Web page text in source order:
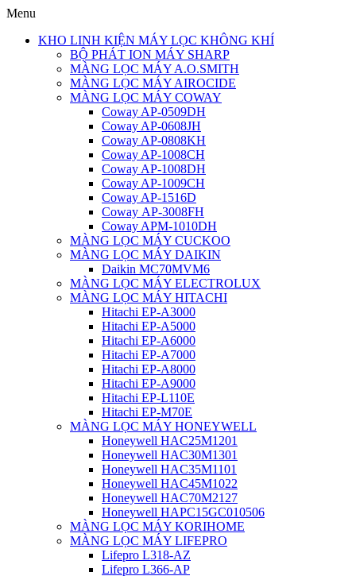
Menu
KHO LINH KIỆN MÁY LỌC KHÔNG KHÍ
BỘ PHÁT ION MÁY SHARP
MÀNG LỌC MÁY A.O.SMITH
MÀNG LỌC MÁY AIROCIDE
MÀNG LỌC MÁY COWAY
Coway AP-0509DH
Coway AP-0608JH
Coway AP-0808KH
Coway AP-1008CH
Coway AP-1008DH
Coway AP-1009CH
Coway AP-1516D
Coway AP-3008FH
Coway APM-1010DH
MÀNG LỌC MÁY CUCKOO
MÀNG LỌC MÁY DAIKIN
Daikin MC70MVM6
MÀNG LỌC MÁY ELECTROLUX
MÀNG LỌC MÁY HITACHI
Hitachi EP-A3000
Hitachi EP-A5000
Hitachi EP-A6000
Hitachi EP-A7000
Hitachi EP-A8000
Hitachi EP-A9000
Hitachi EP-L110E
Hitachi EP-M70E
MÀNG LỌC MÁY HONEYWELL
Honeywell HAC25M1201
Honeywell HAC30M1301
Honeywell HAC35M1101
Honeywell HAC45M1022
Honeywell HAC70M2127
Honeywell HAPC15GC010506
MÀNG LỌC MÁY KORIHOME
MÀNG LỌC MÁY LIFEPRO
Lifepro L318-AZ
Lifepro L366-AP